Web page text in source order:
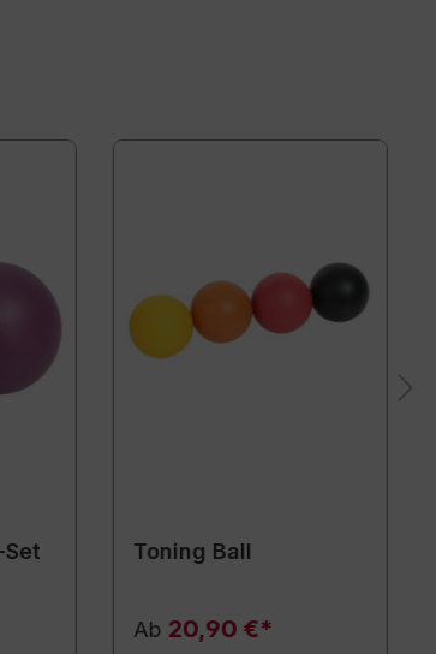
Toning Ball
Ab 20,90 €*